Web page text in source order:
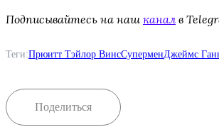
Подписывайтесь на наш канал в
Теги:Прюитт Тэйлор ВинсСуперменДжеймс
Поделиться